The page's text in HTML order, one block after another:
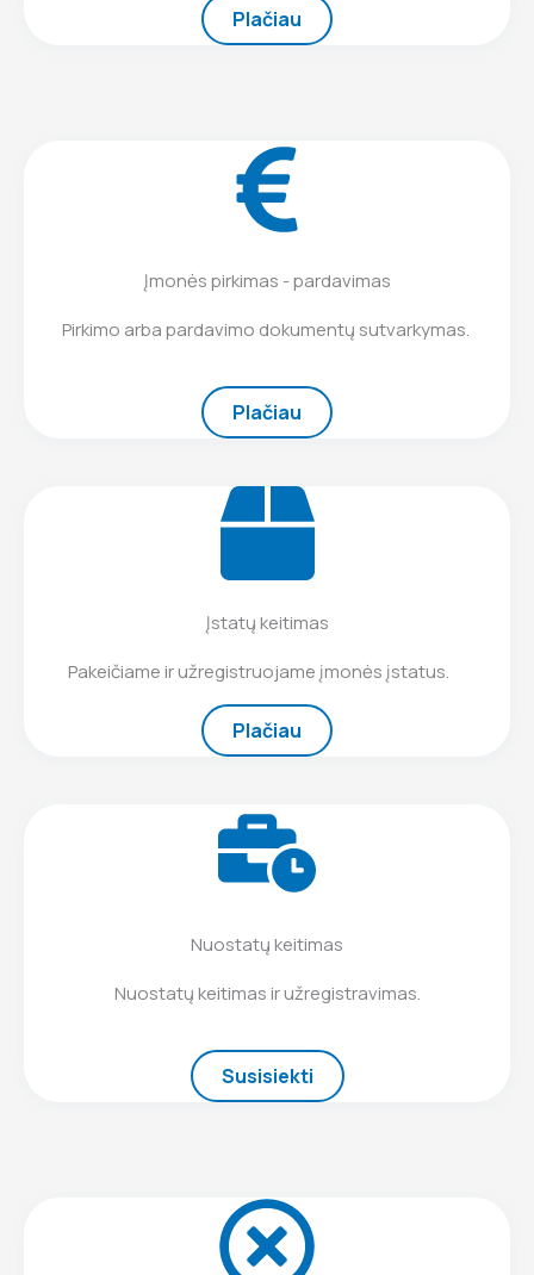
Plačiau
Įmonės pirkimas - pardavimas
Pirkimo arba pardavimo dokumentų sutvarkymas.
Plačiau
Įstatų keitimas
Pakeičiame ir užregistruojame įmonės įstatus.
Plačiau
Nuostatų keitimas
Nuostatų keitimas ir užregistravimas.
Susisiekti